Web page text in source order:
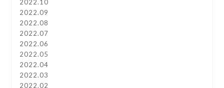
2022.10
2022.09
2022.08
2022.07
2022.06
2022.05
2022.04
2022.03
2022.02